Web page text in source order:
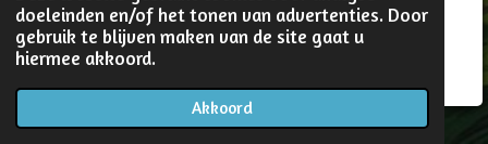
doeleinden en/of het tonen van advertenties. Door
gebruik te blijven maken van de site gaat u
hiermee akkoord.
Akkoord
© 2022 - 2026 TCG Putten